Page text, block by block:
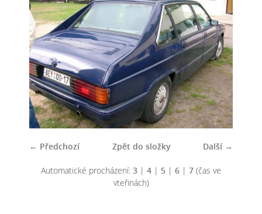
← Předchozí Další →
Zpět do složky
Automatické procházení: 3 | 4 | 5 | 6 | 7 (čas ve
vteřinách)